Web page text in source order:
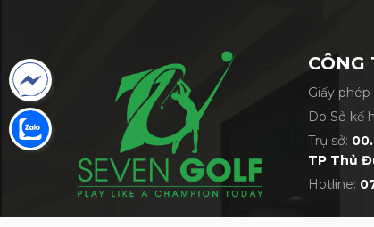
Quad Bridge Power Face
Để tối ưu hóa hiệu suất lực nảy của
hình tròn và thiết lập cấu trúc cầu
mục đích tăng hiệu suất về
titanium chịu lực cao do HONMA
CÔNG
Giấy
Do Sở kế
Trụ sở:
TP Thủ
Hotline: